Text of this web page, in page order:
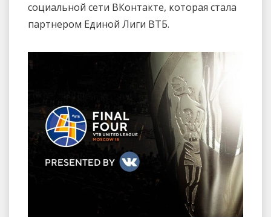
социальной сети ВКонтакте, которая стала
партнером Единой Лиги ВТБ.